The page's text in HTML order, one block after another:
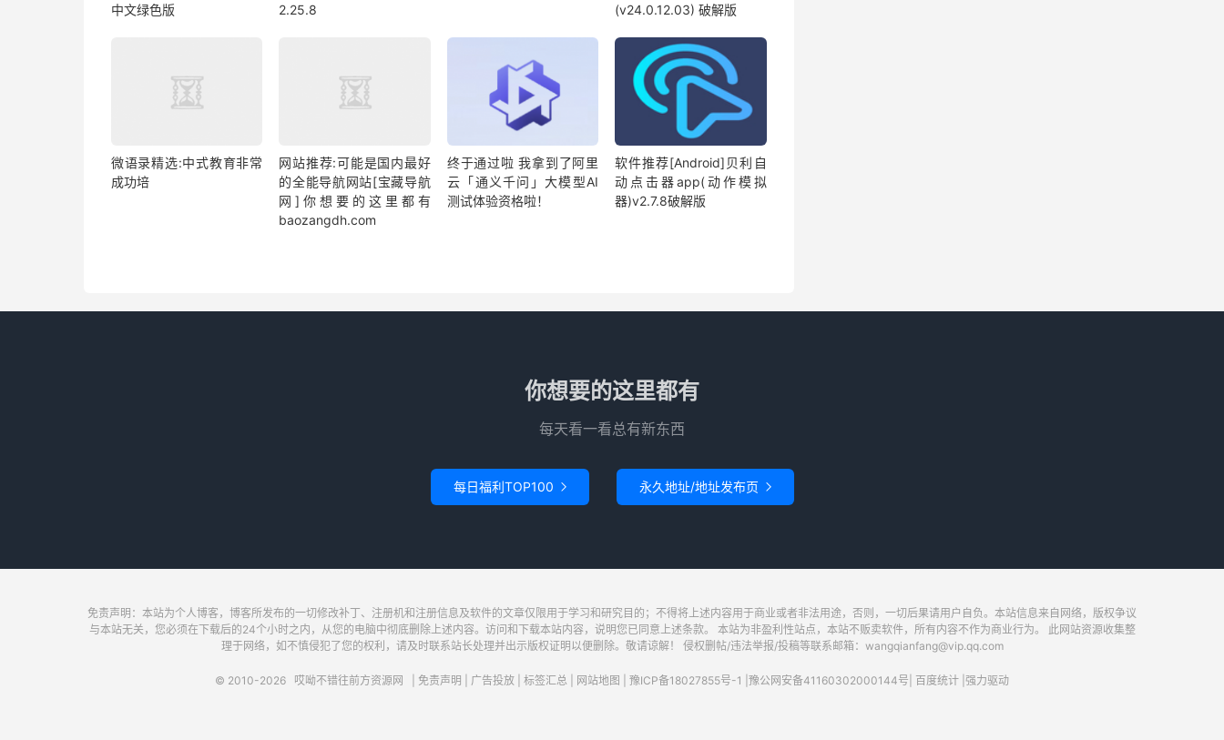
中文绿色版
2.25.8
(v24.0.12.03) 破解版
微语录精选:中式教育非常
成功培
网站推荐:可能是国内最好
的全能导航网站[宝藏导航
网]你想要的这里都有
baozangdh.com
终于通过啦 我拿到了阿里
云「通义千问」大模型AI
测试体验资格啦！
软件推荐[Android]贝利自
动点击器app(动作模拟
器)v2.7.8破解版
你想要的这里都有
每天看一看总有新东西
每日福利TOP100  永久地址/地址发布页 
免责声明：本站为个人博客，博客所发布的一切修改补丁、注册机和注册信息及软件的文章仅限用于学习和研究目的；不得将上述内容用于商业或者非法用途，否则，一切后果请用户自负。本站信息来自网络，版权争议
与本站无关，您必须在下载后的24个小时之内，从您的电脑中彻底删除上述内容。访问和下载本站内容，说明您已同意上述条款。 本站为非盈利性站点，本站不贩卖软件，所有内容不作为商业行为。 此网站资源收集整
理于网络，如不慎侵犯了您的权利，请及时联系站长处理并出示版权证明以便删除。敬请谅解！ 侵权删帖/违法举报/投稿等联系邮箱：wangqianfang@vip.qq.com
© 2010-2026 哎呦不错往前方资源网 免责声明 广告投放 标签汇总 网站地图 豫ICP备18027855号-1 豫公网安备41160302000144号 百度统计 强力驱动